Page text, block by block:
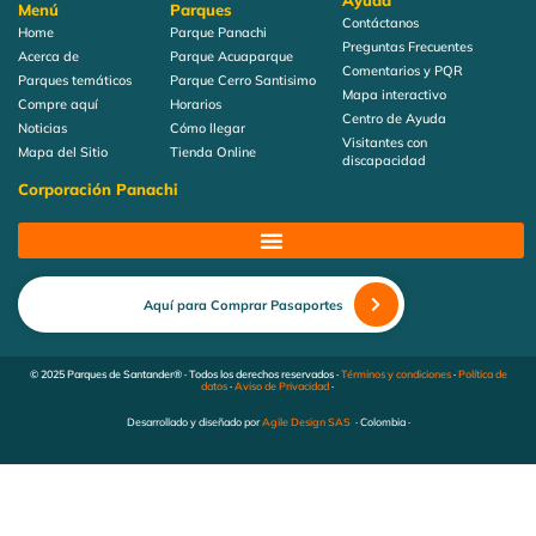
Menú
Home
Acerca de
Parques temáticos
Compre aquí
Noticias
Mapa del Sitio
Parques
Parque Panachi
Parque Acuaparque
Parque Cerro Santisimo
Horarios
Cómo llegar
Tienda Online
Contáctanos
Preguntas Frecuentes
Comentarios y PQR
Mapa interactivo
Centro de Ayuda
Visitantes con
discapacidad
Corporación Panachi
Aquí para Comprar Pasaportes
© 2025 Parques de Santander® · Todos los derechos reservados ·Términos y condiciones·Política de
datos·Aviso de Privacidad·
Desarrollado y diseñado porAgile Design SAS· Colombia ·